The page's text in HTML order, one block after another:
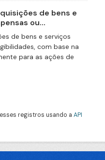
de bens e
ou...
de bens e serviços
com base na
para as ações de
registros usando a API